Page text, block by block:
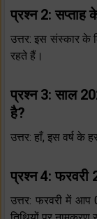
प्रश्न 2:
उत्तर: इस संस्कार के
रहते हैं।
प्रश्न 3: साल
है?
उत्तर: हाँ, इस वर्ष के
प्रश्न 4:
उत्तर: फरवरी में